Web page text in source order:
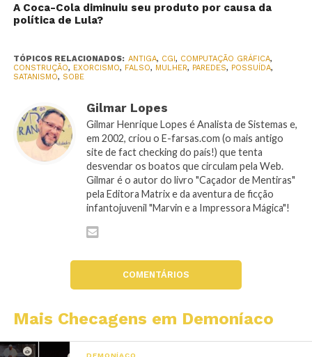
A Coca-Cola diminuiu seu produto por causa da
política de Lula?
TÓPICOS RELACIONADOS: ANTIGA, CGI, COMPUTAÇÃO GRÁFICA,
CONSTRUÇÃO, EXORCISMO, FALSO, MULHER, PAREDES, POSSUÍDA,
SATANISMO, SOBE
Gilmar Lopes
Gilmar Henrique Lopes é Analista de Sistemas e,
em 2002, criou o E-farsas.com (o mais antigo
site de fact checking do país!) que tenta
desvendar os boatos que circulam pela Web.
Gilmar é o autor do livro "Caçador de Mentiras"
pela Editora Matrix e da aventura de ficção
infantojuvenil "Marvin e a Impressora Mágica"!
COMENTÁRIOS
Mais Checagens em Demoníaco